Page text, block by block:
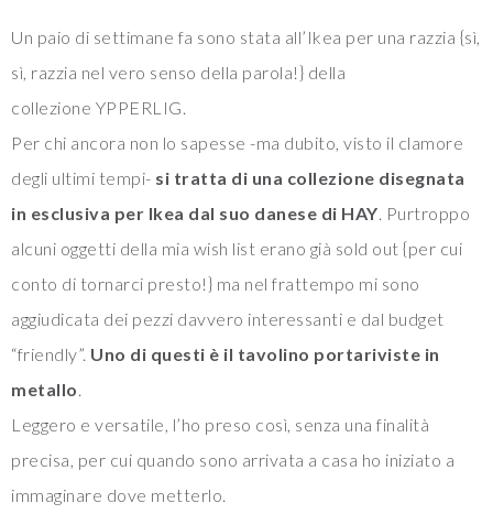
Un paio di settimane fa sono stata all’Ikea per una razzia {sì,
sì, razzia nel vero senso della parola!} della
collezione YPPERLIG.
Per chi ancora non lo sapesse -ma dubito, visto il clamore
degli ultimi tempi- si tratta di una collezione disegnata
in esclusiva per Ikea dal suo danese di HAY. Purtroppo
alcuni oggetti della mia wish list erano già sold out {per cui
conto di tornarci presto!} ma nel frattempo mi sono
aggiudicata dei pezzi davvero interessanti e dal budget
“friendly”. Uno di questi è il tavolino portariviste in
metallo.
Leggero e versatile, l’ho preso così, senza una finalità
precisa, per cui quando sono arrivata a casa ho iniziato a
immaginare dove metterlo.